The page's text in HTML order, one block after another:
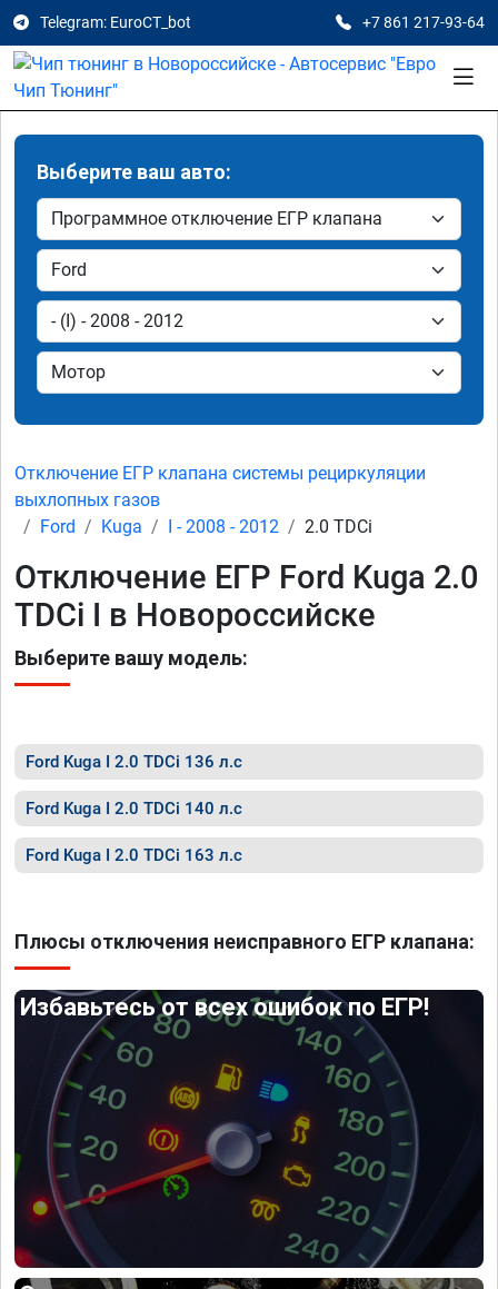
Telegram: EuroCT_bot +7 861 217-93-64
Выберите ваш авто:
Отключение ЕГР клапана системы рециркуляции
выхлопных газов
Ford
Kuga I - 2008 - 2012 2.0 TDCi
Отключение ЕГР Ford Kuga 2.0
TDCi I в Новороссийске
Выберите вашу модель:
Ford Kuga I 2.0 TDCi 136 л.с
Ford Kuga I 2.0 TDCi 140 л.с
Ford Kuga I 2.0 TDCi 163 л.с
Плюсы отключения неисправного ЕГР клапана:
Избавьтесь от всех ошибок по ЕГР!